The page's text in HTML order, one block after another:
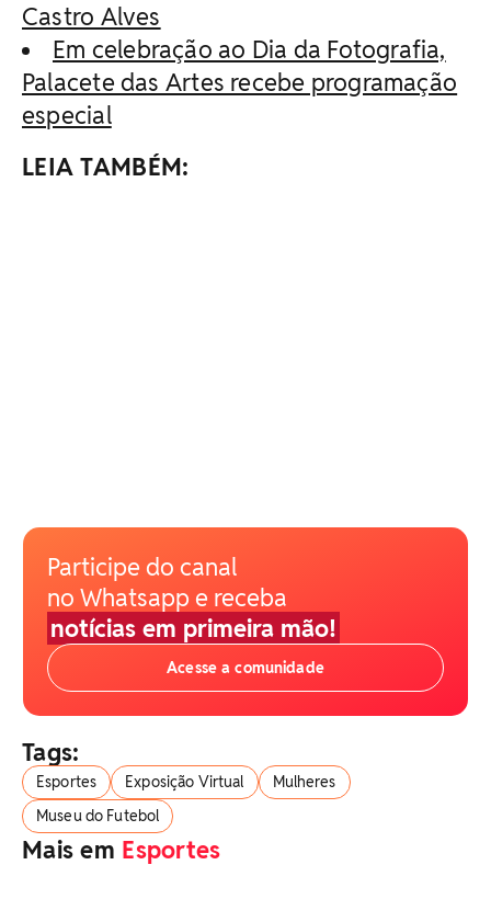
Castro Alves
Em celebração ao Dia da Fotografia,
Palacete das Artes recebe programação
especial
LEIA TAMBÉM:
Participe do canal
no Whatsapp e receba
notícias em primeira mão!
Acesse a comunidade
Tags:
Esportes Exposição Virtual
Mulheres
Museu do Futebol
Mais em Esportes